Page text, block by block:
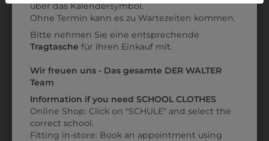
€ 6,90
€ 6,90
Datenschutzerklärungbzw. im
über das Kalendersymbol.
Ohne Termin kann es zu Wartezeiten kommen.
Bitte nehmen Sie eine entsprechende
Tragtasche für Ihren Einkauf mit.
Wir freuen uns - Das gesamte DER WALTER
Team
Information if you need SCHOOL CLOTHES
Online Shop: Click on "SCHULE" and select the
correct school.
Fitting in-store: Book an appointment using